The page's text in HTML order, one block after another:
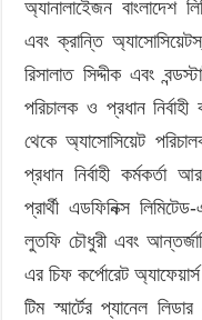
অ্যানালাইেজন বাংলাদেশ
এবং ক্রান্তি
রিসালাত সিদ্দীক এবং
পরিচালক ও প্রধান
থেকে অ্যাসোসিয়েট
প্রধান নির্বাহী কর্মকর্তা
প্রার্থী এডফিনিক্স
লুতফি চৌধুরী এবং
এর চিফ কর্পোরেট
টিম স্মার্টের প্যানেল